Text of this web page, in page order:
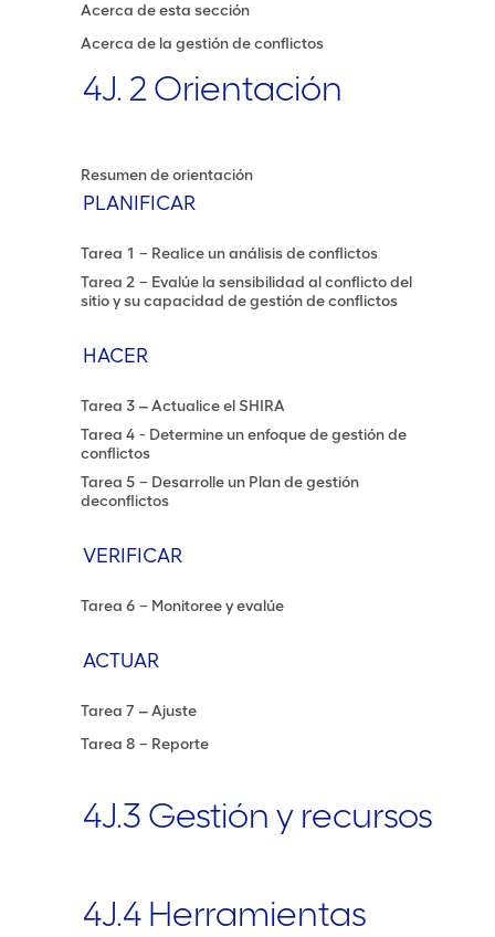
Acerca de esta sección
Acerca de la gestión de conflictos
4J. 2 Orientación
Resumen de orientación
PLANIFICAR
Tarea 1 – Realice un análisis de conflictos
Tarea 2 – Evalúe la sensibilidad al conflicto del
sitio y su capacidad de gestión de conflictos
HACER
Tarea 3 ‒ Actualice el SHIRA
Tarea 4 - Determine un enfoque de gestión de
conflictos
Tarea 5 – Desarrolle un Plan de gestión
deconflictos
VERIFICAR
Tarea 6 – Monitoree y evalúe
ACTUAR
Tarea 7 ‒ Ajuste
Tarea 8 – Reporte
4J.3 Gestión y recursos
4J.4 Herramientas